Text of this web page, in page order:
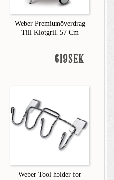
Weber Premiumöverdrag
Till Klotgrill 57 Cm
619SEK
Weber Tool holder for